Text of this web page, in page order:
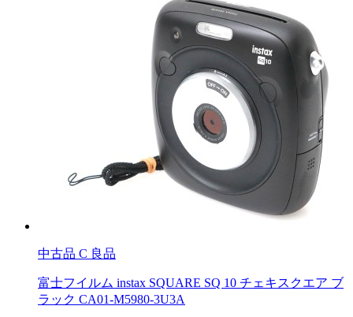
中古品 C 良品
富士フイルム instax SQUARE SQ 10 チェキスクエア ブ
ラック CA01-M5980-3U3A